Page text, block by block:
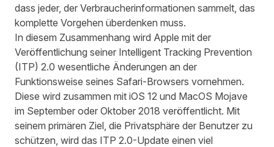
dass jeder, der Verbraucherinformationen sammelt, das
komplette Vorgehen überdenken muss.
In diesem Zusammenhang wird Apple mit der
Veröffentlichung seiner Intelligent Tracking Prevention
(ITP) 2.0 wesentliche Änderungen an der
Funktionsweise seines Safari-Browsers vornehmen.
Diese wird zusammen mit iOS 12 und MacOS Mojave
im September oder Oktober 2018 veröffentlicht. Mit
seinem primären Ziel, die Privatsphäre der Benutzer zu
schützen, wird das ITP 2.0-Update einen viel